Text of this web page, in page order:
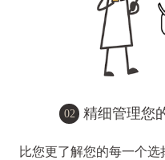
02 精细管理您
比您更了解您的每一个